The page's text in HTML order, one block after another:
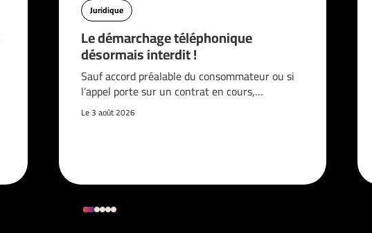
Juridique
Le démarchage téléphonique
désormais interdit !
Sauf accord préalable du consommateur ou si
l’appel porte sur un contrat en cours,…
Le 3 août 2026